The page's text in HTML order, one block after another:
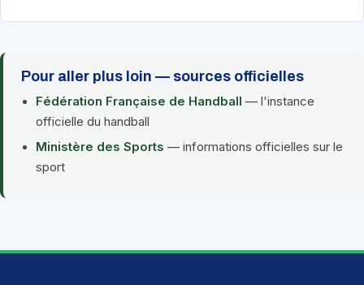
Pour aller plus loin — sources officielles
Fédération Française de Handball — l'instance
officielle du handball
Ministère des Sports — informations officielles sur le
sport